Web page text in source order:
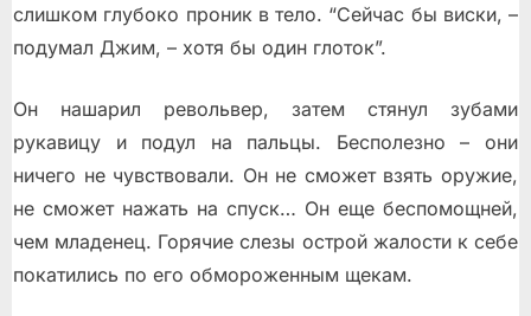
слишком глубоко проник в тело. “Сейчас бы виски, –
подумал Джим, – хотя бы один глоток”.
Он нашарил револьвер, затем стянул зубами
рукавицу и подул на пальцы. Бесполезно – они
ничего не чувствовали. Он не сможет взять оружие,
не сможет нажать на спуск… Он еще беспомощней,
чем младенец. Горячие слезы острой жалости к себе
покатились по его обмороженным щекам.